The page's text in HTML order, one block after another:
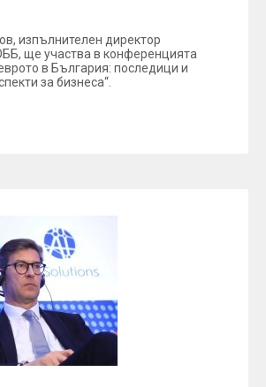
изпълнителен директор
ще участва в конференцията
в България: последици и
за бизнеса“.